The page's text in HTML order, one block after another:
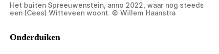
Het buiten Spreeuwenstein, anno 2022, waar nog steeds
een (Cees) Witteveen woont. © Willem Haanstra
Onderduiken